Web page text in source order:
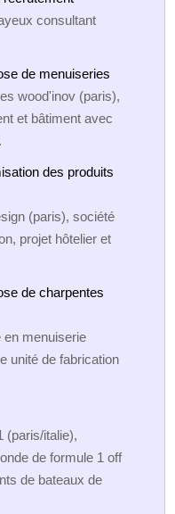
consultant
de menuiseries
wood'inov (paris),
et bâtiment avec
des produits
(paris), société
projet hôtelier et
de charpentes
en menuiserie
unité de fabrication
(paris/italie),
de formule 1 off
de bateaux de